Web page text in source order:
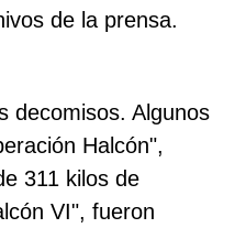
de la prensa.
decomisos. Algunos
Halcón",
311 kilos de
VI", fueron